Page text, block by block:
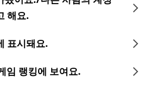
해요.
표시돼요.
임 랭킹에 보여요.